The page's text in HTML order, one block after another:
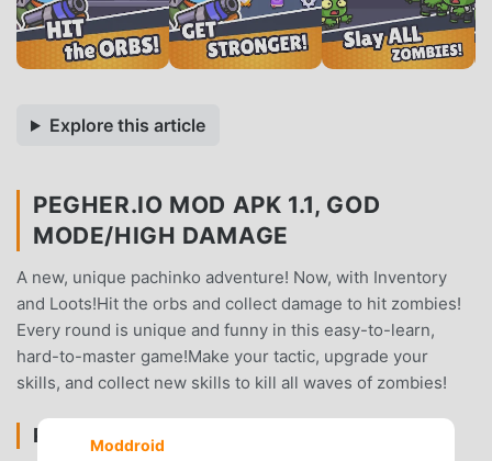
Explore this article
PEGHER.IO MOD APK 1.1, GOD
MODE/HIGH DAMAGE
A new, unique pachinko adventure! Now, with Inventory
and Loots!Hit the orbs and collect damage to hit zombies!
Every round is unique and funny in this easy-to-learn,
hard-to-master game!Make your tactic, upgrade your
skills, and collect new skills to kill all waves of zombies!
PEGHER.IO EINFÜHRUNG
Moddroid